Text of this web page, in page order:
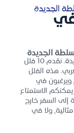
الجديدة
الجديدة
اكتشفوا فيلاتنا الفريدة العشرة في سلطة الجديدة. نقدم 10 فلل
هذه الفلل
ويرغبون في
الاستمتاع
السفر خارج
ولا في